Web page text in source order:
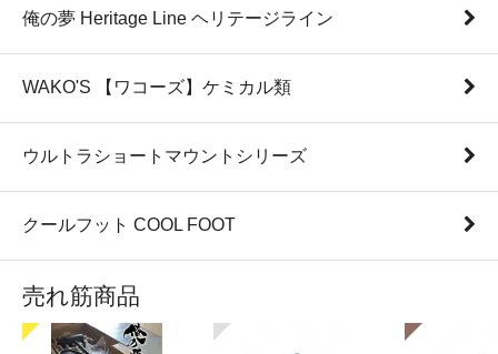
俺の夢 Heritage Line ヘリテージライン
WAKO'S 【ワコーズ】ケミカル類
ウルトラショートマウントシリーズ
クールフット COOL FOOT
売れ筋商品